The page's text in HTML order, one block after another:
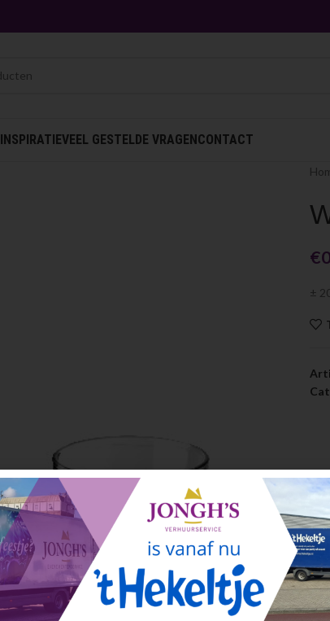
INSPIRATIEVEEL GESTELDE VRAGENCONTACT
€
±